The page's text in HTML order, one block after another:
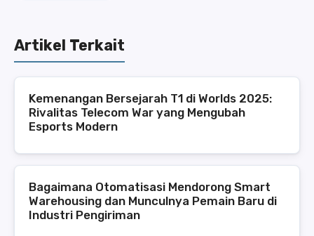
Artikel Terkait
Kemenangan Bersejarah T1 di Worlds 2025:
Rivalitas Telecom War yang Mengubah
Esports Modern
Bagaimana Otomatisasi Mendorong Smart
Warehousing dan Munculnya Pemain Baru di
Industri Pengiriman